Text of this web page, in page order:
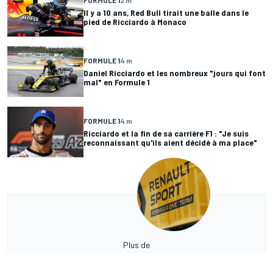
Il y a 10 ans, Red Bull tirait une balle dans le
pied de Ricciardo à Monaco
FORMULE 14 m
Daniel Ricciardo et les nombreux "jours qui font
mal" en Formule 1
FORMULE 14 m
Ricciardo et la fin de sa carrière F1 : "Je suis
reconnaissant qu'ils aient décidé à ma place"
Plus de